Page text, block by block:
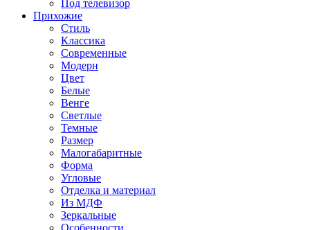
Под телевизор
Прихожие
Стиль
Классика
Современные
Модерн
Цвет
Белые
Венге
Светлые
Темные
Размер
Малогабаритные
Форма
Угловые
Отделка и материал
Из МДФ
Зеркальные
Особенности